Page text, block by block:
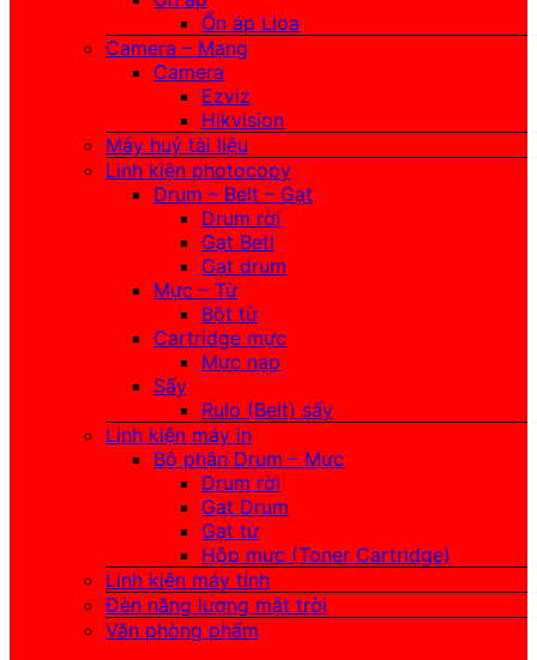
Ổn áp Lioa
Camera – Mạng
Camera
Ezviz
Hikvision
Máy huỷ tài liệu
Linh kiện photocopy
Drum – Belt – Gạt
Drum rời
Gạt Betl
Gạt drum
Mực – Từ
Bột từ
Cartridge mực
Mực nạp
Sấy
Rulo (Belt) sấy
Linh kiện máy in
Bộ phận Drum – Mực
Drum rời
Gạt Drum
Gạt từ
Hộp mực (Toner Cartridge)
Linh kiện máy tính
Đèn năng lượng mặt trời
Văn phòng phẩm